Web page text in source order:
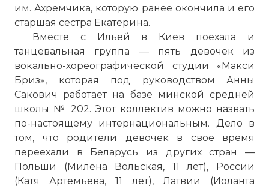
им. Ахремчика, которую ранее окончила и его
старшая сестра Екатерина.
Вместе с Ильей в Киев поехала и
танцевальная группа — пять девочек из
вокально-хореографической студии «Макси
Бриз», которая под руководством Анны
Сакович работает на базе минской средней
школы № 202. Этот коллектив можно назвать
по-настоящему интернациональным. Дело в
том, что родители девочек в свое время
переехали в Беларусь из других стран —
Польши (Милена Вольская, 11 лет), России
(Катя Артемьева, 11 лет), Латвии (Иоланта